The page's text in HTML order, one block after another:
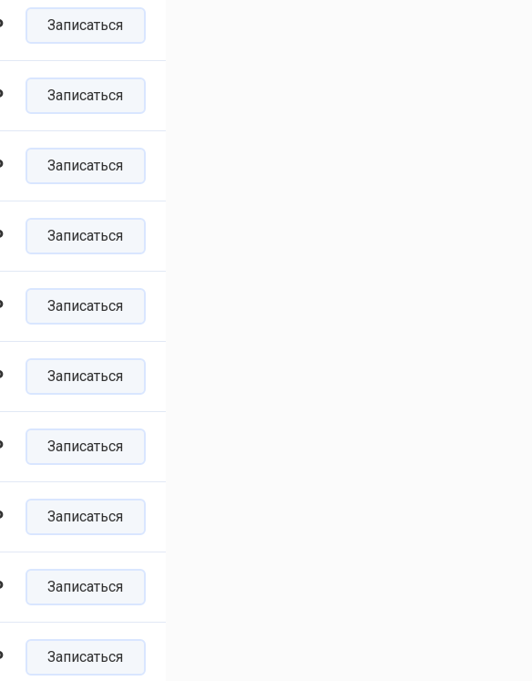
Записаться
Записаться
Записаться
Записаться
Записаться
Записаться
Записаться
Записаться
Записаться
Записаться